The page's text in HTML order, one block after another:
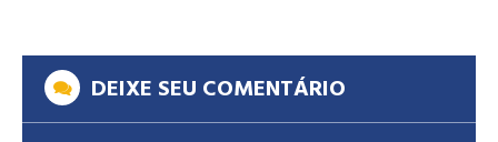
DEIXE SEU COMENTÁRIO